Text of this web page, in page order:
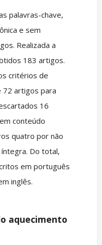
palavras-chave,
e sem
Realizada a
183 artigos.
critérios de
72 artigos para
16
conteúdo
quatro por não
Do total,
em português
inglês.
aquecimento